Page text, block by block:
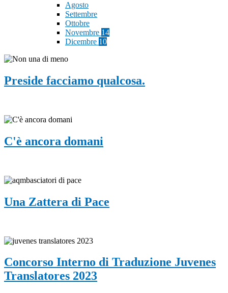
Agosto
Settembre
Ottobre
Novembre 14
Dicembre 10
Preside facciamo qualcosa.
C'è ancora domani
Una Zattera di Pace
Concorso Interno di Traduzione Juvenes
Translatores 2023